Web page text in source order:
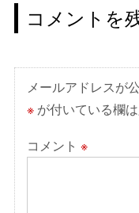
ゲ
ー
シ
ョ
ン
コメントを
メールアドレスが
※が付いている欄
コメント ※